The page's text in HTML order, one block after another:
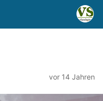
vor 14 Jahren